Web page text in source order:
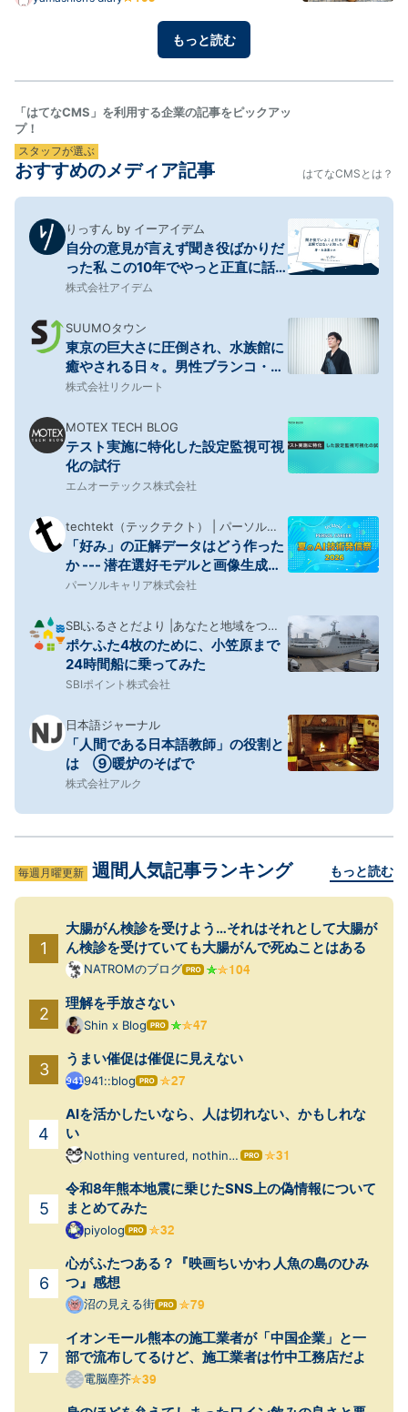
ンが上がる(長男と私) 昨日は、バナナケーキを焼いた
それと重ね煮のコンソメスープ 長男次男は取り合いに
もっと読む
「はてなCMS」を利用する企業の記事をピックアッ
プ！
スタッフが選ぶ
おすすめのメディア記事 はてなCMSとは？
りっすん by イーアイデム
自分の意見が言えず聞き役ばかりだ
った私 この10年でやっと正直に話
せるようになった
株式会社アイデム
SUUMOタウン
東京の巨大さに圧倒され、水族館に
癒やされる日々。男性ブランコ・平
井まさあきが自然の「静けさ」に惹
株式会社リクルート
MOTEX TECH BLOG
テスト実施に特化した設定監視可視
化の試行
エムオーテックス株式会社
techtekt（テックテクト） | パーソルキ
ャリアのエンジニアブログ
「好み」の正解データはどう作った
か --- 潜在選好モデルと画像生成
で、人手アノテーション不要の検索
術発信祭
パーソルキャリア株式会社
SBIふるさとだより |あなたと地域をつな
ぎ、地域活性化を応援するメディア
ポケふた4枚のために、小笠原まで
24時間船に乗ってみた
SBIポイント株式会社
日本語ジャーナル
「人間である日本語教師」の役割と
は ⑨暖炉のそばで
株式会社アルク
毎週月曜更新 週間人気記事ランキング もっと読む
大腸がん検診を受けよう…それはそれとして大腸が
ん検診を受けていても大腸がんで死ぬことはある
NATROMのブログはて
理解を手放さない
Shin x Blogはて
ログ
Pro
うまい催促は催促に見えない
941::blogはて
ログ
AIを活かしたいなら、人は切れない、かもしれな
い
Nothing ventured, nothing はて
ログ
令和8年熊本地震に乗じたSNS上の偽情報について
まとめてみた
piyologはて
ログ
心がふたつある？『映画ちいかわ 人魚の島のひみ
つ』感想
沼の見える街はて
ログ
Pro
イオンモール熊本の施工業者が「中国企業」と一
部で流布してるけど、施工業者は竹中工務店だよ
電脳塵芥